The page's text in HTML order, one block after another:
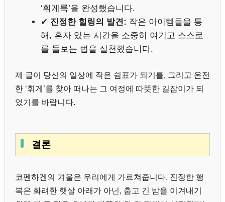
‘휘게룩’을 완성했습니다.
✔ 진정한 힐링의 발견: 작은 아이템들을 통
해, 혼자 있는 시간을 소중히 여기고 스스로
를 돌보는 법을 실천했습니다.
제 글이 당신의 일상에 작은 쉼표가 되기를, 그리고 온전
한 ‘휘게’를 찾아 떠나는 그 여정에 따뜻한 길잡이가 되
었기를 바랍니다.
결론
코펜하겐의 겨울은 우리에게 가르쳐줍니다. 진정한 행
복은 화려한 햇살 아래가 아닌, 춥고 긴 밤을 이겨내기